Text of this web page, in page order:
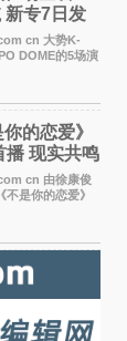
新专7日发
cn 大势K-
DOME的5场演
序幕。据所属
月25至26日、
的恋爱》
播 现实共鸣
徐康俊
是你的恋爱》
月12日首
并肩而坐，眼